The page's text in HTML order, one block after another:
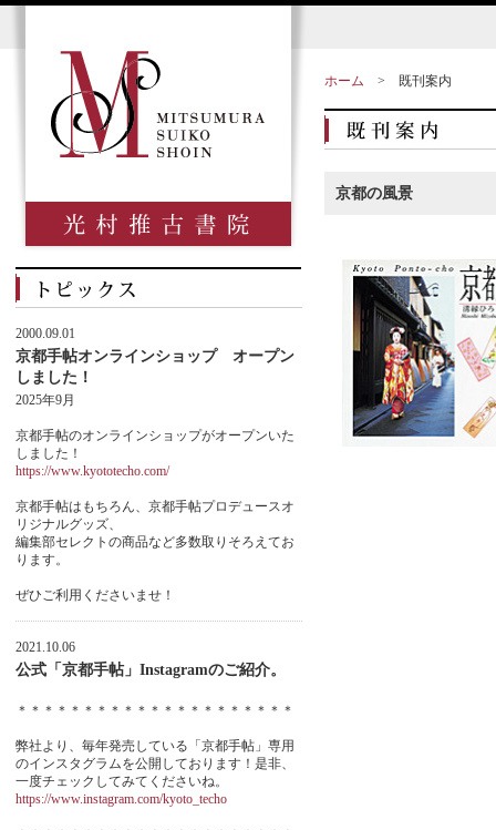
ホーム > 既刊案内
京都の風景
2000.09.01
京都手帖オンラインショップ オープン
しました！
2025年9月
京都手帖のオンラインショップがオープンいた
しました！
https://www.kyototecho.com/
京都手帖はもちろん、京都手帖プロデュースオ
リジナルグッズ、
編集部セレクトの商品など多数取りそろえてお
ります。
ぜひご利用くださいませ！
2021.10.06
公式「京都手帖」Instagramのご紹介。
＊＊＊＊＊＊＊＊＊＊＊＊＊＊＊＊＊＊＊＊＊
弊社より、毎年発売している「京都手帖」専用
のインスタグラムを公開しております！是非、
一度チェックしてみてくださいね。
https://www.instagram.com/kyoto_techo